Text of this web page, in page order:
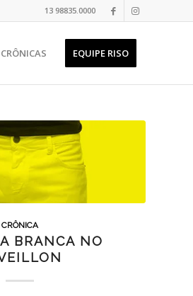
13 98835.0000
CRÔNICAS EQUIPE RISO
CRÔNICA
BRANCA NO